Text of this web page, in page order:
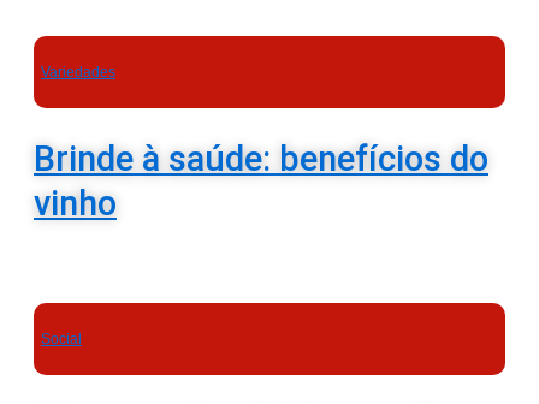
Variedades
Brinde à saúde: benefícios do
vinho
Social